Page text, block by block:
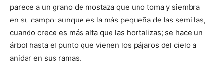
parece a un grano de mostaza que uno toma y siembra
en su campo; aunque es la más pequeña de las semillas,
cuando crece es más alta que las hortalizas; se hace un
árbol hasta el punto que vienen los pájaros del cielo a
anidar en sus ramas.